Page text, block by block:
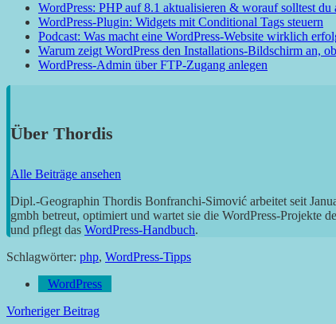
WordPress: PHP auf 8.1 aktualisieren & worauf solltest du
WordPress-Plugin: Widgets mit Conditional Tags steuern
Podcast: Was macht eine WordPress-Website wirklich
Warum zeigt WordPress den Installations-Bildschirm an,
WordPress-Admin über FTP-Zugang anlegen
Über Thordis
Alle Beiträge ansehen
Dipl.-Geographin Thordis Bonfranchi-Simović arbeitet seit
gmbh betreut, optimiert und wartet sie die WordPress-Projekte
und pflegt das WordPress-Handbuch.
Schlagwörter: php, WordPress-Tipps
WordPress
Beitragsnavigation
Vorheriger Beitrag